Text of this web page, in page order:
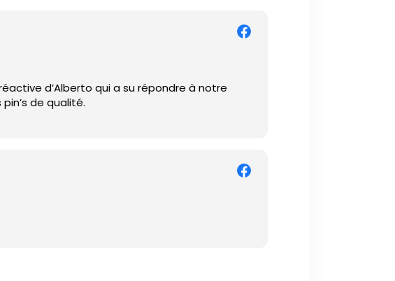
d’Alberto qui a su répondre à notre
de qualité.